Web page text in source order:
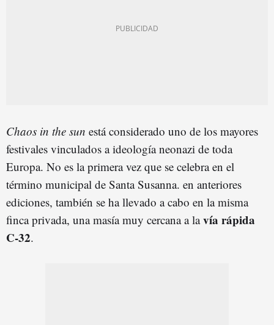
Chaos in the sun está considerado uno de los mayores
festivales vinculados a ideología neonazi de toda
Europa. No es la primera vez que se celebra en el
término municipal de Santa Susanna. en anteriores
ediciones, también se ha llevado a cabo en la misma
finca privada, una masía muy cercana a lavía rápida
C-32.